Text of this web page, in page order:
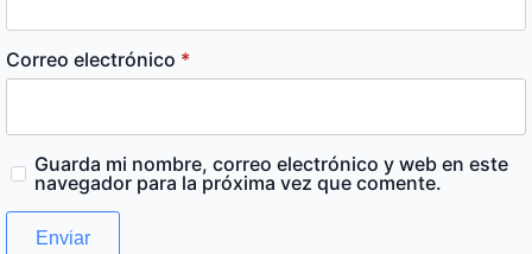
Correo electrónico *
Guarda mi nombre, correo electrónico y web en este
navegador para la próxima vez que comente.